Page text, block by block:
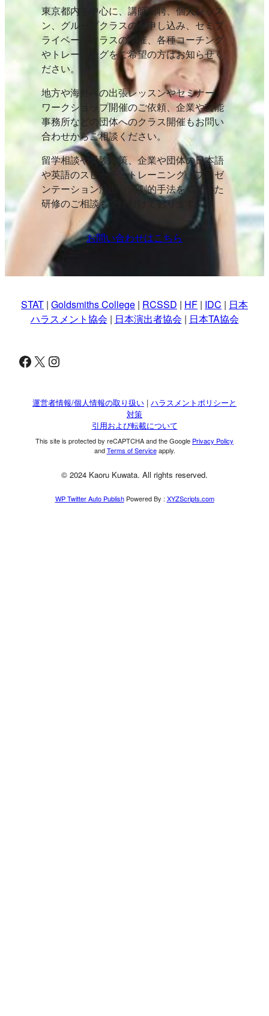
東京都内を中心に、講師招聘、個人レッス
ン、グループクラスのお申し込み、セミプ
ライベートクラスの開催、各種コーチング
やトレーニングをご希望の方はお知らせく
ださい。
地方や海外への出張レッスンやセミナー、
ワークショップ開催のご依頼、企業や芸能
事務所などの団体へのクラス開催もお問い
合わせからご相談ください。
留学相談や受験対策、企業や団体の日本語
や英語のスピーチ・トレーニング、プレゼ
ンテーション演出、演劇的手法をつかった
研修のご相談も受け付けております。
お問い合わせはこちら
STAT | Goldsmiths College | RCSSD | HF | IDC | 日本
ハラスメント協会 | 日本演出者協会 | 日本TA協会
Facebook X Instagram
運営者情報/個人情報の取り扱い | ハラスメントポリシーと
対策
引用および転載について
This site is protected by reCAPTCHA and the Google Privacy Policy
andTerms of Serviceapply.
© 2024 Kaoru Kuwata. All rights reserved.
WP Twitter Auto PublishPowered By : XYZScripts.com